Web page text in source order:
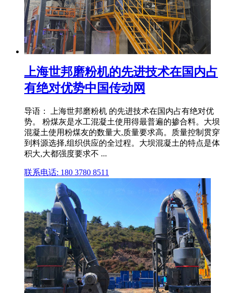
上海世邦磨粉机的先进技术在国内占
有绝对优势中国传动网
导语： 上海世邦磨粉机 的先进技术在国内占有绝对优
势。 粉煤灰是水工混凝土使用得最普遍的掺合料。大坝
混凝土使用粉煤友的数量大,质量要求高。质量控制贯穿
到料源选择,组织供应的全过程。大坝混凝土的特点是体
积大,大都强度要求不 ...
联系电话: 180 3780 8511